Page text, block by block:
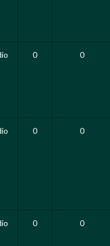
0 0
0 0
0 0